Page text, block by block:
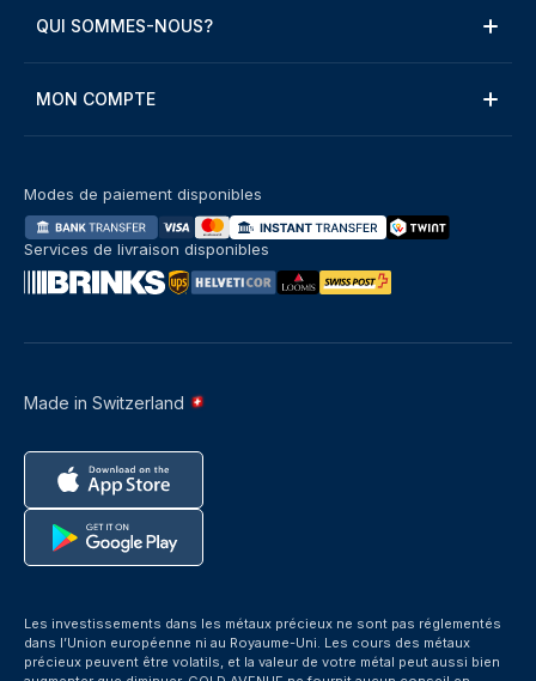
QUI SOMMES-NOUS?
MON COMPTE
Made in Switzerland
Modes de paiement disponibles
Services de livraison disponibles
Les investissements dans les métaux précieux ne sont pas réglementés
dans l’Union européenne ni au Royaume-Uni. Les cours des métaux
précieux peuvent être volatils, et la valeur de votre métal peut aussi bien